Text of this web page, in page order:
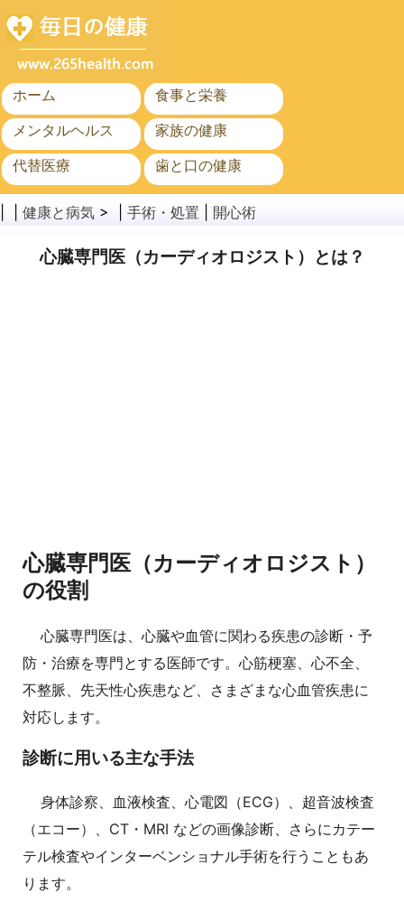
ホーム
食事と栄養
メンタルヘルス
家族の健康
代替医療
歯と口の健康
がん
公衆衛生
健康と病気 > | 手術・処置 開心術
心臓専門医（カーディオロジスト）とは？
心臓専門医（カーディオロジスト）
の役割
心臓専門医は、心臓や血管に関わる疾患の診断・予
防・治療を専門とする医師です。心筋梗塞、心不全、
不整脈、先天性心疾患など、さまざまな心血管疾患に
対応します。
診断に用いる主な手法
身体診察、血液検査、心電図（ECG）、超音波検査
（エコー）、CT・MRI などの画像診断、さらにカテー
テル検査やインターベンショナル手術を行うこともあ
ります。